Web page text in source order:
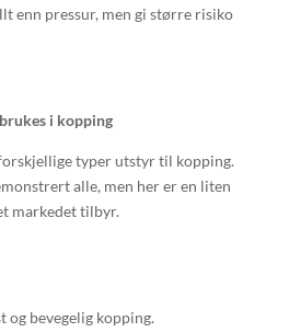
enn pressur, men gi større risiko
i kopping
typer utstyr til kopping.
alle, men her er en liten
markedet tilbyr.
og bevegelig kopping.